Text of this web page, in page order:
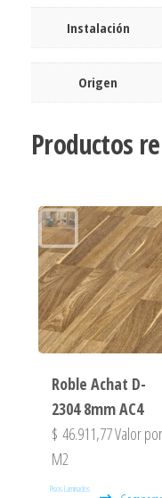
Instalación
Origen
Productos
Roble Achat D-
2304 8mm AC4
$ 46.911,77Valor por
M2
Pisos Laminados